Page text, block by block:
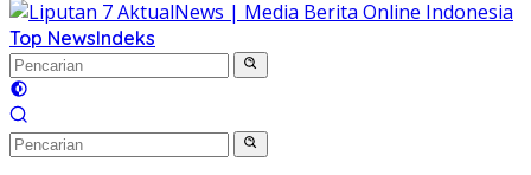
Top NewsIndeks